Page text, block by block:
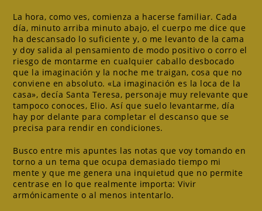
La hora, como ves, comienza a hacerse familiar. Cada
día, minuto arriba minuto abajo, el cuerpo me dice que
ha descansado lo suficiente y, o me levanto de la cama
y doy salida al pensamiento de modo positivo o corro el
riesgo de montarme en cualquier caballo desbocado
que la imaginación y la noche me traigan, cosa que no
conviene en absoluto. «La imaginación es la loca de la
casa», decía Santa Teresa, personaje muy relevante que
tampoco conoces, Elio. Así que suelo levantarme, día
hay por delante para completar el descanso que se
precisa para rendir en condiciones.
Busco entre mis apuntes las notas que voy tomando en
torno a un tema que ocupa demasiado tiempo mi
mente y que me genera una inquietud que no permite
centrase en lo que realmente importa: Vivir
armónicamente o al menos intentarlo.